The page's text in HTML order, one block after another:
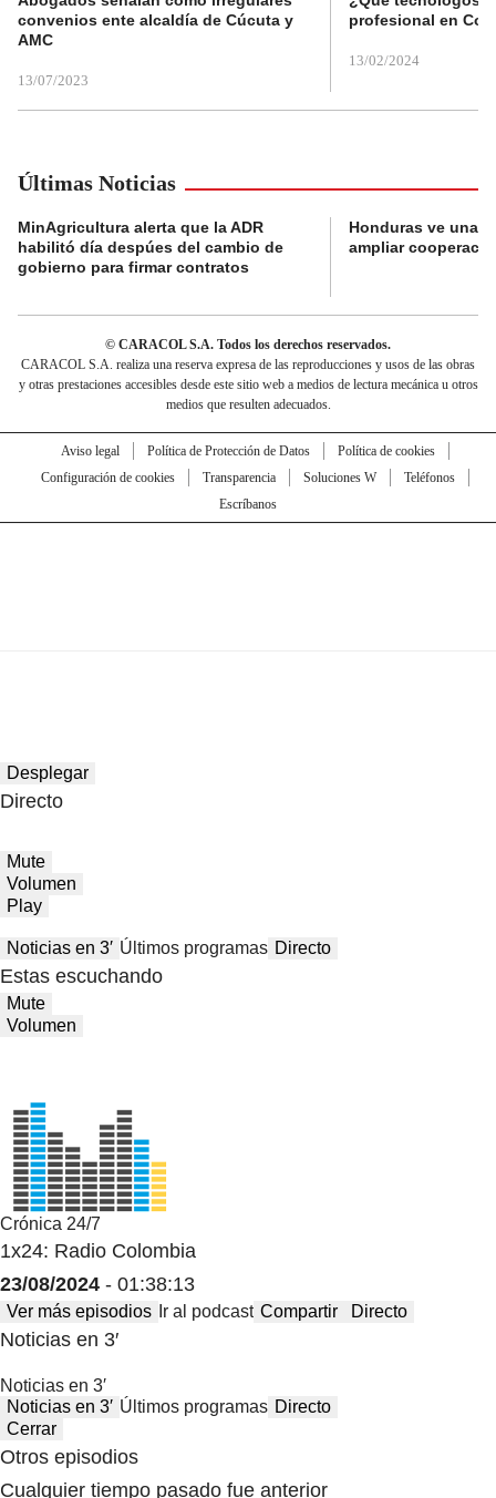
convenios ente alcaldía de Cúcuta y
AMC
13/07/2023
profesional en
13/02/2024
Últimas Noticias
MinAgricultura alerta que la ADR
habilitó día despúes del cambio de
gobierno para firmar contratos
Honduras ve una
ampliar
© CARACOL S.A. Todos los derechos reservados.
CARACOL S.A. realiza una reserva expresa de las reproducciones y usos de las obras
y otras prestaciones accesibles desde este sitio web a medios de lectura mecánica u otros
medios que resulten adecuados.
Aviso legal Política de Protección de Datos
Política de cookies
Configuración de cookies
Transparencia Soluciones W
Teléfonos
Escríbanos
Desplegar
Directo
Mute
Volumen
Play
Noticias en 3′ Últimos programas Directo
Estas escuchando
Mute
Volumen
Crónica 24/7
1x24: Radio Colombia
23/08/2024 - 01:38:13
Ver más episodios Ir al podcast Compartir Directo
Noticias en 3′
Noticias en 3′
Noticias en 3′ Últimos programas Directo
Cerrar
Otros episodios
Cualquier tiempo pasado fue anterior